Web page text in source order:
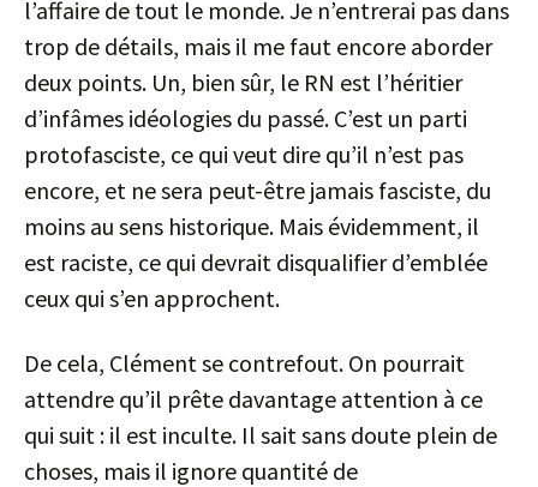
l’affaire de tout le monde. Je n’entrerai pas dans
trop de détails, mais il me faut encore aborder
deux points. Un, bien sûr, le RN est l’héritier
d’infâmes idéologies du passé. C’est un parti
protofasciste, ce qui veut dire qu’il n’est pas
encore, et ne sera peut-être jamais fasciste, du
moins au sens historique. Mais évidemment, il
est raciste, ce qui devrait disqualifier d’emblée
ceux qui s’en approchent.
De cela, Clément se contrefout. On pourrait
attendre qu’il prête davantage attention à ce
qui suit : il est inculte. Il sait sans doute plein de
choses, mais il ignore quantité de